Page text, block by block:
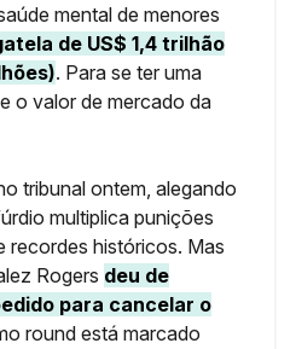
mental de menores
de US$ 1,4 trilhão
. Para se ter uma
o valor de mercado da
tribunal ontem, alegando
multiplica punições
recordes históricos. Mas
Rogers deu de
para cancelar o
round está marcado